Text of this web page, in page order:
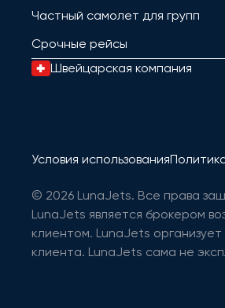
Частный самолет для групп
Срочные рейсы
Швейцарская компания
Условия использования
© 2026 LunaJets. Все права
LunaJets является брокером
клиентом. LunaJets
клиента. LunaJets сама не